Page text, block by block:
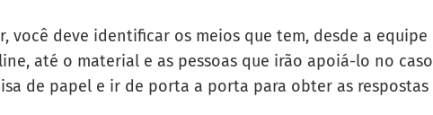
você deve identificar os meios que tem, desde a equipe
até o material e as pessoas que irão apoiá-lo no caso
de papel e ir de porta a porta para obter as respostas